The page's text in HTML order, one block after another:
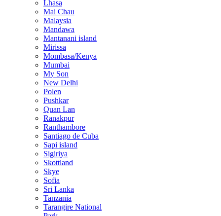
Lhasa
Mai Chau
Malaysia
Mandawa
Mantanani island
Mirissa
Mombasa/Kenya
Mumbai
My Son
New Delhi
Polen
Pushkar
Quan Lan
Ranakpur
Ranthambore
Santiago de Cuba
Sapi island
Sigiriya
Skottland
Skye
Sofia
Sri Lanka
Tanzania
Tarangire National